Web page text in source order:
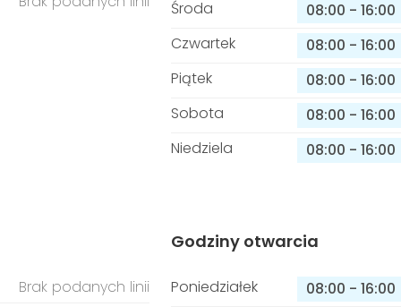
Środa
08:00 - 16:00
Czwartek
08:00 - 16:00
Piątek
08:00 - 16:00
Sobota
08:00 - 16:00
Niedziela
08:00 - 16:00
Brak podanych linii
Godziny otwarcia
Poniedziałek 08:00 - 16:00